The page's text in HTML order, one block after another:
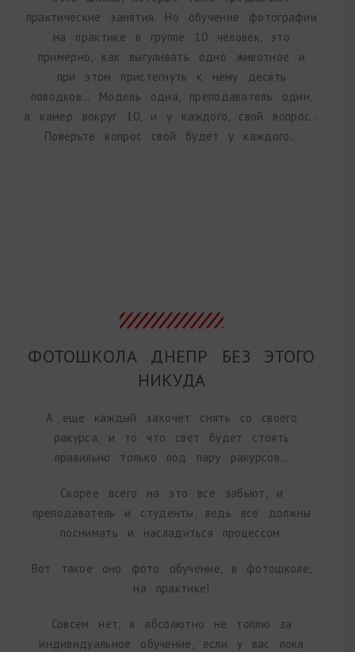
практические занятия. Но обучение фотографии
на практике в группе 10 человек, это
примерно, как выгуливать одно животное и
при этом пристегнуть к нему десять
поводков… Модель одна, преподаватель один,
а камер вокруг 10, и у каждого, свой вопрос…
Поверьте вопрос свой будет у каждого…
ФОТОШКОЛА ДНЕПР БЕЗ ЭТОГО
НИКУДА
А еще каждый захочет снять со своего
ракурса, и то что свет будет стоять
правильно только под пару ракурсов…
Скорее всего на это все забьют, и
преподаватель и студенты, ведь все должны
поснимать и насладиться процессом.
Вот такое оно фото обучение, в фотошколе,
на практике!
Совсем нет, я абсолютно не топлю за
индивидуальное обучение, если у вас пока